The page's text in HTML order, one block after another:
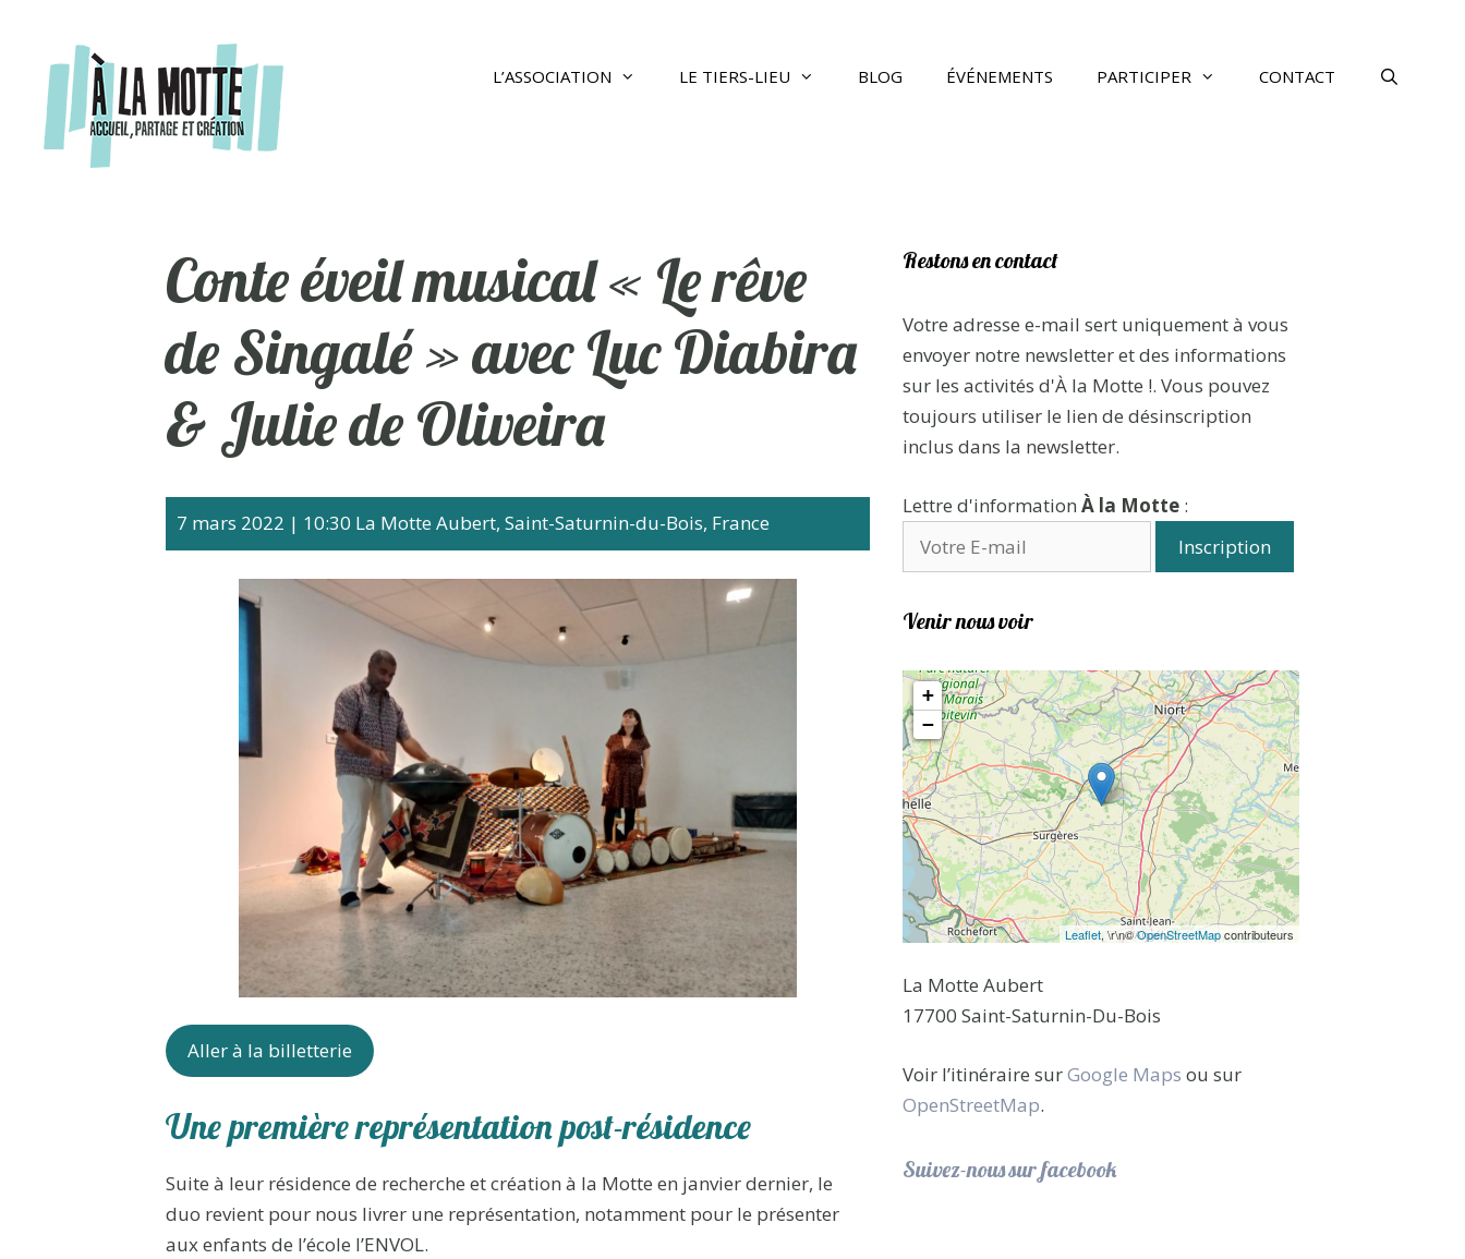
contenu
L’ASSOCIATION LE TIERS-LIEU BLOG ÉVÉNEMENTS PARTICIPER CONTACT
Conte éveil musical « Le rêve
de Singalé » avec Luc Diabira
& Julie de Oliveira
7 mars 2022 | 10:30 La Motte Aubert, Saint-Saturnin-du-Bois, France
Aller à la billetterie
Une première représentation post-résidence
Suite à leur résidence de recherche et création à la Motte en janvier dernier, le
duo revient pour nous livrer une représentation, notamment pour le présenter
aux enfants de l’école l’ENVOL.
Restons en contact
Votre adresse e-mail sert uniquement à vous
envoyer notre newsletter et des informations
sur les activités d'À la Motte !. Vous pouvez
toujours utiliser le lien de désinscription
inclus dans la newsletter.
Lettre d'information À la Motte :
Venir nous voir
+
−
Leaflet, \r\n©OpenStreetMapcontributeurs
La Motte Aubert
17700 Saint-Saturnin-Du-Bois
Voir l’itinéraire surGoogle Maps ou sur
OpenStreetMap.
Suivez-nous sur facebook